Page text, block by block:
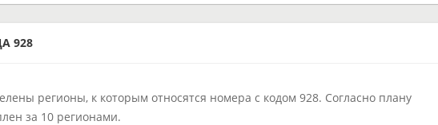
928
регионы, к которым относятся номера с кодом 928. Согласно плану
за 10 регионами.